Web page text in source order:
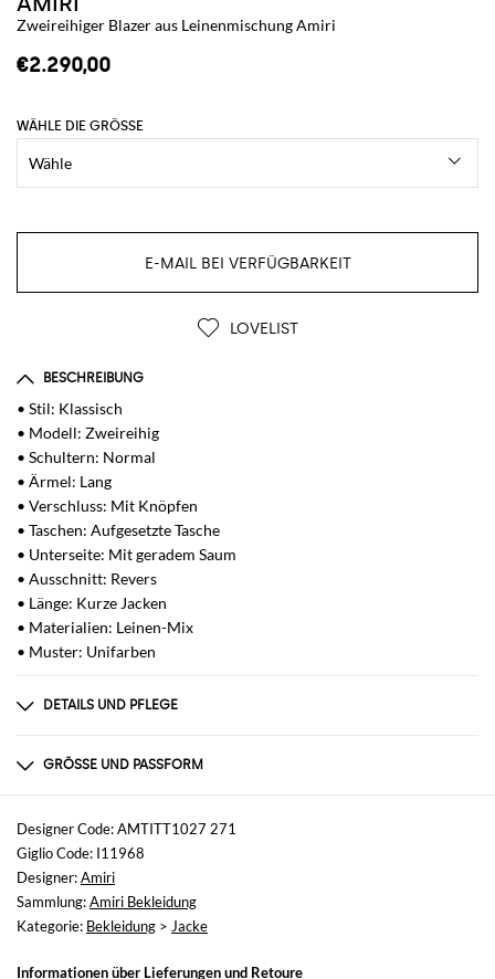
Zweireihiger Blazer aus Leinenmischung Amiri
€2.290,00
WÄHLE DIE GRÖSSE
E-MAIL BEI VERFÜGBARKEIT
LOVELIST
BESCHREIBUNG
• Stil: Klassisch
• Modell: Zweireihig
• Schultern: Normal
• Ärmel: Lang
• Verschluss: Mit Knöpfen
• Taschen: Aufgesetzte Tasche
• Unterseite: Mit geradem Saum
• Ausschnitt: Revers
• Länge: Kurze Jacken
• Materialien: Leinen-Mix
• Muster: Unifarben
DETAILS UND PFLEGE
75%VISCOSA 25%LINO
GRÖSSE UND PASSFORM
Größen
nicht verfügbar
Größe und Passform
Normale Passform
Designer Code: AMTITT1027 271
Giglio Code: I11968
Designer:Amiri
Sammlung:Amiri Bekleidung
Kategorie: Bekleidung > Jacke
Informationen über Lieferungenund Retoure